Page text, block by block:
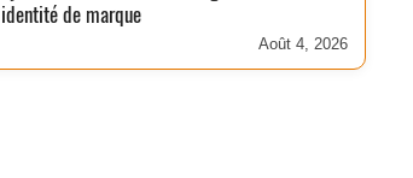
identité de marque
Août 4, 2026